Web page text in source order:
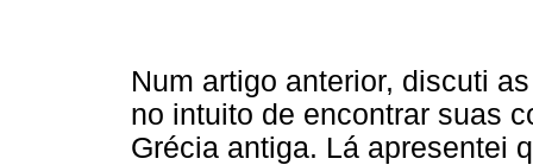
Num artigo anterior, discuti
no intuito de encontrar suas
Grécia antiga. Lá apresentei